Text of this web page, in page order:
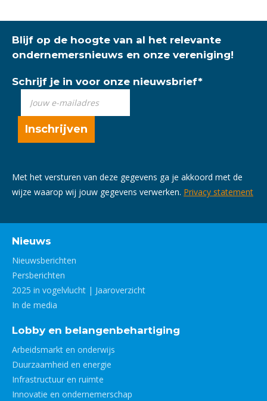
Blijf op de hoogte van al het relevante
ondernemersnieuws en onze vereniging!
Schrijf je in voor onze nieuwsbrief*
Met het versturen van deze gegevens ga je akkoord met de
wijze waarop wij jouw gegevens verwerken. Privacy statement
Nieuws
Nieuwsberichten
Persberichten
2025 in vogelvlucht | Jaaroverzicht
In de media
Lobby en belangenbehartiging
Arbeidsmarkt en onderwijs
Duurzaamheid en energie
Infrastructuur en ruimte
Innovatie en ondernemerschap